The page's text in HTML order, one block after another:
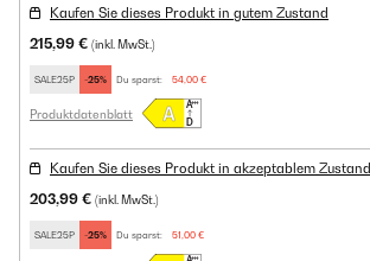
Kaufen Sie dieses Produkt in gutem Zustand
215,99 € (inkl. MwSt.)
SALE25P -25% Du sparst: 54,00 €
Produktdatenblatt
Kaufen Sie dieses Produkt in akzeptablem Zustand
203,99 € (inkl. MwSt.)
SALE25P -25% Du sparst: 51,00 €